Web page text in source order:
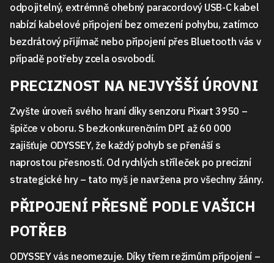
odpojitelný, extrémně ohebný paracordový USB-C kabel
nabízí kabelové připojení bez omezení pohybu, zatímco
bezdrátový přijímač nebo připojení přes Bluetooth vás v
případě potřeby zcela osvobodí.
PRECIZNOST NA NEJVYŠŠÍ ÚROVNI
Zvyšte úroveň svého hraní díky senzoru Pixart 3950 –
špičce v oboru. S bezkonkurenčním DPI až 60 000
zajišťuje ODYSSEY, že každý pohyb se přenáší s
naprostou přesností. Od rychlých stříleček po precizní
strategické hry – tato myš je navržena pro všechny žánry.
PŘIPOJENÍ PŘESNĚ PODLE VAŠICH
POTŘEB
ODYSSEY vás neomezuje. Díky třem režimům připojení –